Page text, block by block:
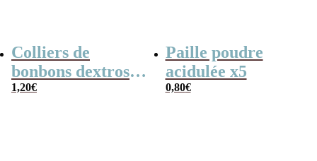
Colliers de
bonbons dextrose
x2
1,20€
Paille poudre
acidulée x5
0,80€